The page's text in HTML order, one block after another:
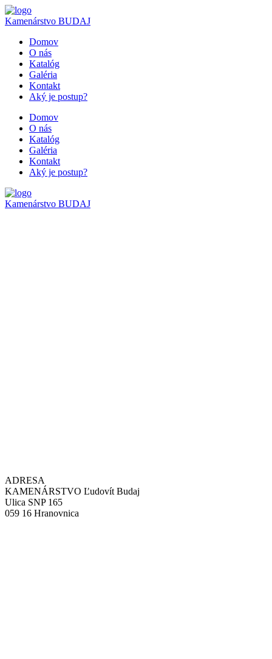
Kamenárstvo BUDAJ
Domov
O nás
Katalóg
Galéria
Kontakt
Aký je postup?
Domov
O nás
Katalóg
Galéria
Kontakt
Aký je postup?
Kamenárstvo BUDAJ
ADRESA
KAMENÁRSTVO Ľudovít Budaj
Ulica SNP 165
059 16 Hranovnica